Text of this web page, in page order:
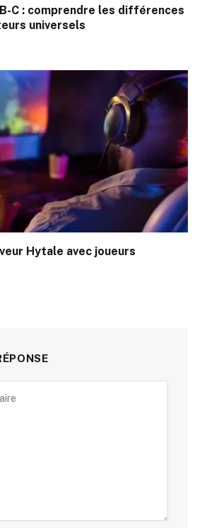
C : comprendre les différences
universels
Hytale avec joueurs